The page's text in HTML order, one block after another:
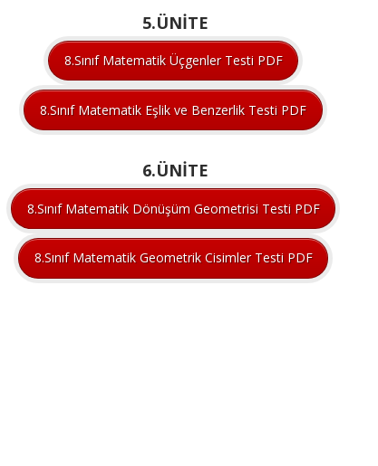
5.ÜNİTE
8.Sınıf Matematik Üçgenler Testi PDF
8.Sınıf Matematik Eşlik ve Benzerlik Testi PDF
6.ÜNİTE
8.Sınıf Matematik Dönüşüm Geometrisi Testi PDF
8.Sınıf Matematik Geometrik Cisimler Testi PDF